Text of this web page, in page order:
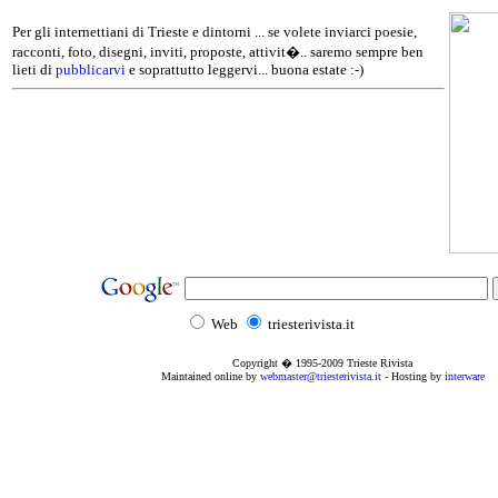
Per gli internettiani di Trieste e dintorni ... se volete inviarci poesie,
racconti, foto, disegni, inviti, proposte, attivit�.. saremo sempre ben
lieti di pubblicarvi e soprattutto leggervi... buona estate :-)
Web triesterivista.it
Copyright � 1995-2009 Trieste Rivista
Maintained online by webmaster@triesterivista.it- Hosting by interware